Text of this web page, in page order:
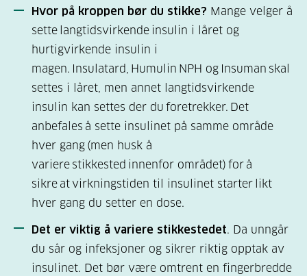
Hvor på kroppen bør du stikke? Mange velger å
sette langtidsvirkende insulin i låret og
hurtigvirkende insulin i
magen. Insulatard, Humulin NPH og Insuman skal
settes i låret, men annet langtidsvirkende
insulin kan settes der du foretrekker. Det
anbefales å sette insulinet på samme område
hver gang (men husk å
variere stikkested innenfor området) for å
sikre at virkningstiden til insulinet starter likt
hver gang du setter en dose.
Det er viktig å variere stikkestedet. Da unngår
du sår og infeksjoner og sikrer riktig opptak av
insulinet. Det bør være omtrent en fingerbredde